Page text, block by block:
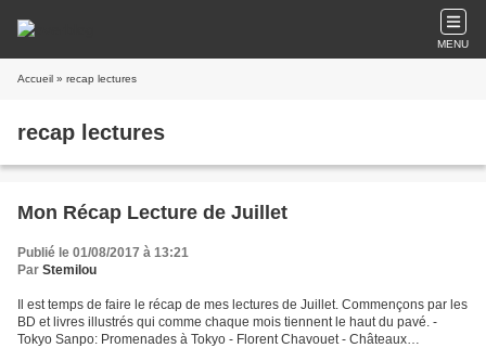
MENU
Accueil » recap lectures
recap lectures
Mon Récap Lecture de Juillet
Publié le 01/08/2017 à 13:21
Par Stemilou
Il est temps de faire le récap de mes lectures de Juillet. Commençons par les
BD et livres illustrés qui comme chaque mois tiennent le haut du pavé. -
Tokyo Sanpo: Promenades à Tokyo - Florent Chavouet - Châteaux